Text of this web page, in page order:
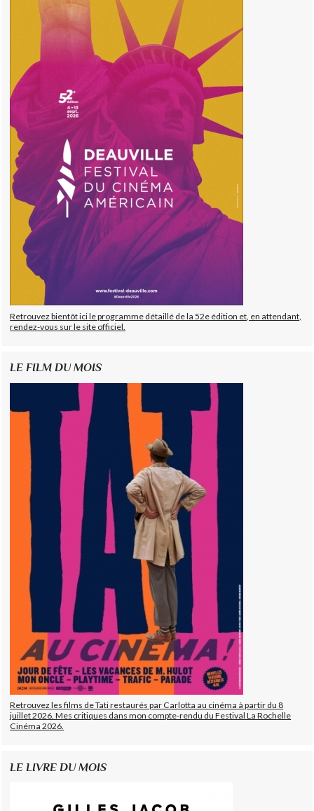
Retrouvez bientôt ici le programme détaillé de la 52e édition et, en attendant,
rendez-vous sur le site officiel.
LE FILM DU MOIS
Retrouvez les films de Tati restaurés par Carlotta au cinéma à partir du 8
juillet 2026. Mes critiques dans mon compte-rendu du Festival La Rochelle
Cinéma 2026.
LE LIVRE DU MOIS